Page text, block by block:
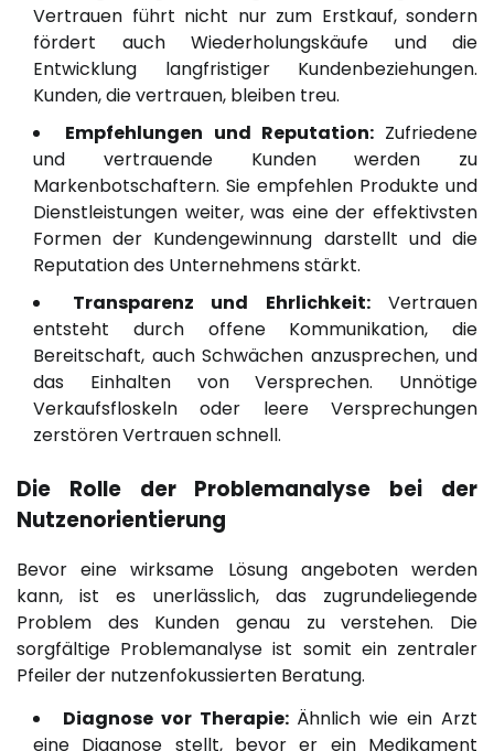
Vertrauen führt nicht nur zum Erstkauf, sondern
fördert auch Wiederholungskäufe und die
Entwicklung langfristiger Kundenbeziehungen.
Kunden, die vertrauen, bleiben treu.
Empfehlungen und Reputation:Zufriedene
und vertrauende Kunden werden zu
Markenbotschaftern. Sie empfehlen Produkte und
Dienstleistungen weiter, was eine der effektivsten
Formen der Kundengewinnung darstellt und die
Reputation des Unternehmens stärkt.
Transparenz und Ehrlichkeit:Vertrauen
entsteht durch offene Kommunikation, die
Bereitschaft, auch Schwächen anzusprechen, und
das Einhalten von Versprechen. Unnötige
Verkaufsfloskeln oder leere Versprechungen
zerstören Vertrauen schnell.
Die Rolle der Problemanalyse bei der
Nutzenorientierung
Bevor eine wirksame Lösung angeboten werden
kann, ist es unerlässlich, das zugrundeliegende
Problem des Kunden genau zu verstehen. Die
sorgfältige Problemanalyse ist somit ein zentraler
Pfeiler der nutzenfokussierten Beratung.
Diagnose vor Therapie:Ähnlich wie ein Arzt
eine Diagnose stellt, bevor er ein Medikament